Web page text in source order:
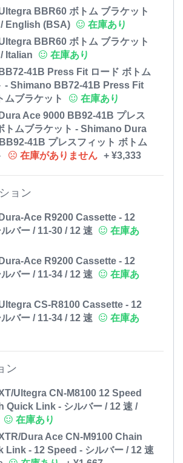
BBR60 ボトム ブラケット
/ English (BSA)
在庫あり
BBR60 ボトム ブラケット
Italian
在庫あり
41B Press Fit ロード ボトム
- Shimano BB72-41B Press Fit
ムブラケット
在庫あり
Ace 9000 BB92-41B プレス
トムブラケット - Shimano Dura
41B プレスフィット ボトム
在庫がありません + ¥3,333
ョン
Ace R9200 Cassette - 12
バー / 11-30 / 12 速
在庫あ
Ace R9200 Cassette - 12
バー / 11-34 / 12 速
在庫あ
CS-R8100 Cassette - 12
バー / 11-34 / 12 速
在庫あ
ン
Ultegra CN-M8100 12 Speed
Quick Link - シルバー / 12 速 /
在庫あり
Dura Ace CN-M9100 Chain
Link - 12 Speed - シルバー / 12 速